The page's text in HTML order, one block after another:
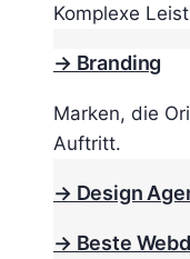
Komplexe
→ Branding
Marken, die
Auftritt.
→ Design
→ Beste